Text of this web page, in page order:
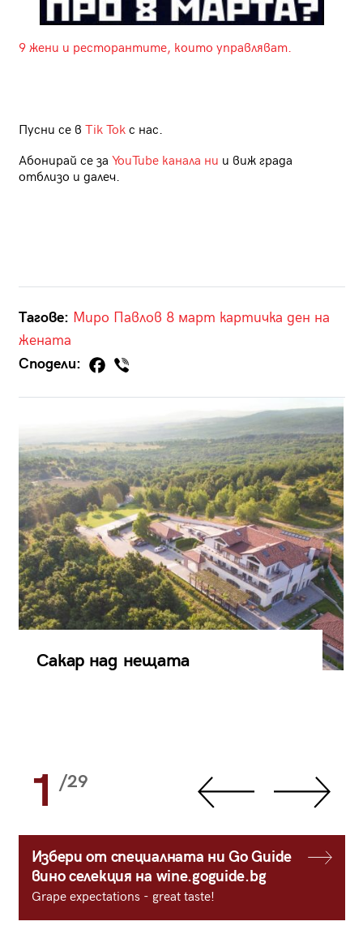
9 жени и ресторантите, които управляват.
Пусни се в Tik Tokс нас.
Абонирай се за YouTube канала ни и виж града
отблизо и далеч.
Тагове: Миро Павлов 8 март картичка ден на
жената
Сподели:
Сакар над нещата
1 /29
Избери от специалната ни Go Guide
вино селекция на wine.goguide.bg
Grape expectations - great taste!